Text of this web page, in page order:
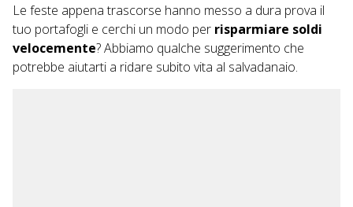
Le feste appena trascorse hanno messo a dura prova il
tuo portafogli e cerchi un modo per risparmiare soldi
velocemente? Abbiamo qualche suggerimento che
potrebbe aiutarti a ridare subito vita al salvadanaio.